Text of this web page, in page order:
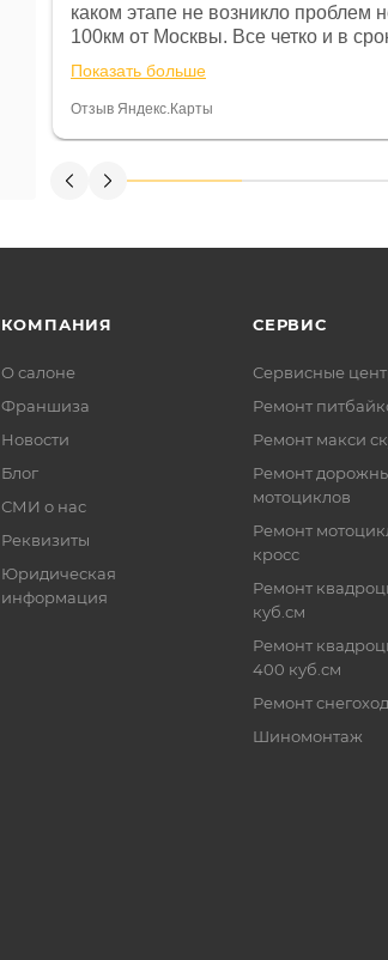
каком этапе не возникло проблем
100км от Москвы. Все четко и в
спидометре всегда был 0, при этом
постоянно были на связи и в
Считаю, что это говорит о
Показать больше
Отзыв Яндекс.Карты
КОМПАНИЯ
О салоне
Франшиза
Новости
Блог
СМИ о нас
Реквизиты
Юридическая
информация
СЕРВИС
Сервисные
Ремонт
Ремонт макси
Ремонт
мотоциклов
Ремонт
кросс
Ремонт
куб.см
Ремонт
400 куб.см
Ремонт
Шиномонтаж